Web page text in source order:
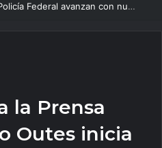
El Gobierno de Salta y la Policía Federal avanzan con nuevas medidas contra el delito
la Prensa
Outes inicia